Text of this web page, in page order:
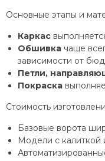
Основные этапы и
Каркас
Обшивка чаще
зависимости от
Петли,
Покраска
Стоимость
Базовые ворота
Модели с